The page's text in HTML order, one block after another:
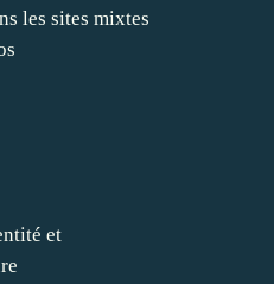
les sites mixtes
et